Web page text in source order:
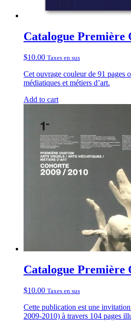
Catalogue Première
$10.00 Taxes en sus
Cet ouvrage couleur de 91 pages
médiatiques et métiers d’art.
Add to cart
Catalogue Première
$10.00 Taxes en sus
Cette publication est une
2009-2010) à travers 104 pages